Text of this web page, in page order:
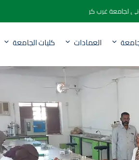
لجامعة غرب كردفان
العمادات كليات الجامعة